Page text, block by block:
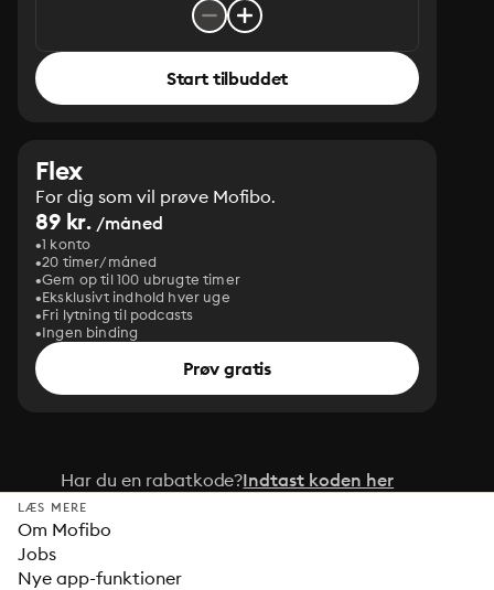
Start tilbuddet
Flex
For dig som vil prøve Mofibo.
89 kr. /måned
1 konto
20 timer/måned
Gem op til 100 ubrugte timer
Eksklusivt indhold hver uge
Fri lytning til podcasts
Ingen binding
Prøv gratis
Har du en rabatkode?Indtast koden her
LÆS MERE
Om Mofibo
Jobs
Nye app-funktioner